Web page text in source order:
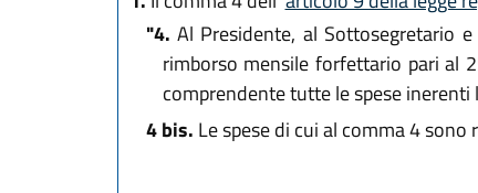
"4. Al Presidente, al Sottosegretario
rimborso mensile forfettario pari al
comprendente tutte le spese
4 bis. Le spese di cui al comma 4